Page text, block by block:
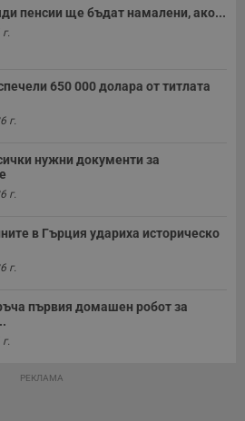
пенсии ще бъдат намалени, ако...
650 000 долара от титлата
г.
нужни документи за
г.
в Гърция удариха историческо
г.
първия домашен робот за
РЕКЛАМА